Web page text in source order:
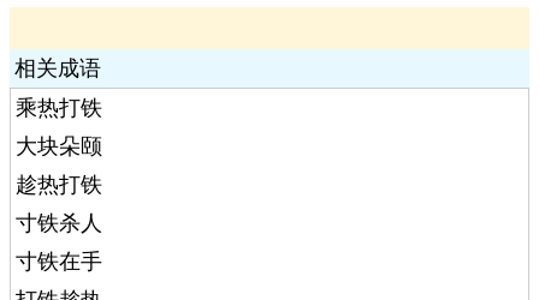
相关成语
乘热打铁
大块朵颐
趁热打铁
寸铁杀人
寸铁在手